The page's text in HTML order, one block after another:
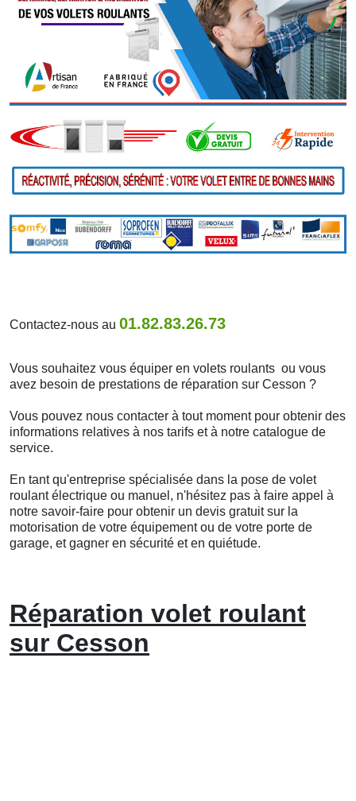
Contactez-nous au 01.82.83.26.73
Vous souhaitez vous équiper en volets roulants ou vous
avez besoin de prestations de réparation sur Cesson ?
Vous pouvez nous contacter à tout moment pour obtenir des
informations relatives à nos tarifs et à notre catalogue de
service.
En tant qu'entreprise spécialisée dans la pose de volet
roulant électrique ou manuel, n'hésitez pas à faire appel à
notre savoir-faire pour obtenir un devis gratuit sur la
motorisation de votre équipement ou de votre porte de
garage, et gagner en sécurité et en quiétude.
Réparation volet roulant
sur Cesson